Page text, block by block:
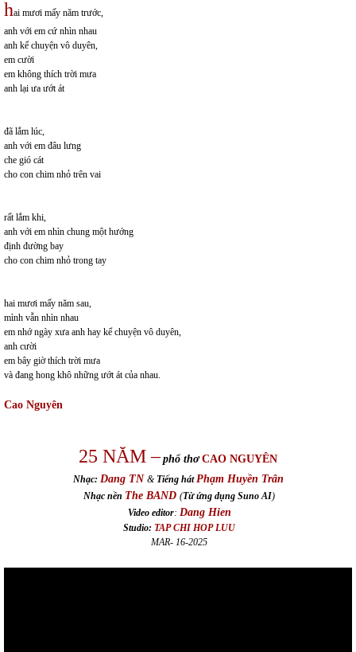
hai mươi mấy năm trước,
anh với em cứ nhìn nhau
anh kể chuyện vô duyên,
em cười
em không thích trời mưa
anh lại ưa ướt át
đã lắm lúc,
anh với em đâu lưng
che gió cát
cho con chim nhỏ trên vai
rất lắm khi,
anh với em nhìn chung một hướng
định đường bay
cho con chim nhỏ trong tay
hai mươi mấy năm sau,
mình vẫn nhìn nhau
em nhớ ngày xưa anh hay kể chuyện vô duyên,
anh cười
em bây giờ thích trời mưa
và đang hong khô những ướt át của nhau.
Cao Nguyên
25 NĂM – phổ thơ CAO NGUYÊN
Nhạc: Dang TN & Tiếng hát Phạm Huyền Trân
Nhạc nền The BAND (Từ ứng dụng Suno AI)
Video editor: Dang Hien
Studio: TAP CHI HOP LUU
MAR- 16-2025